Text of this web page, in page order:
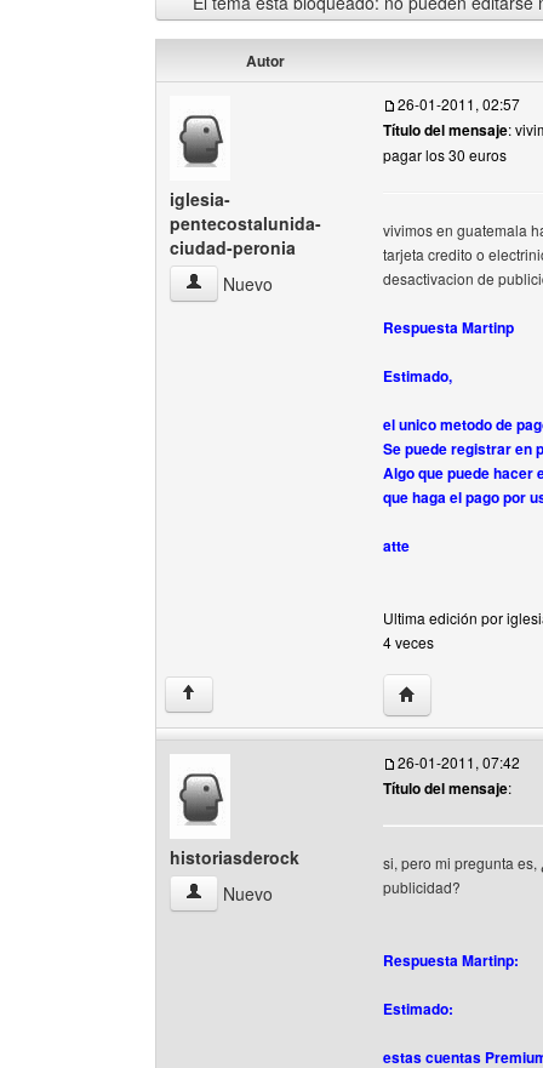
Autor
iglesia-
pentecostalunida-
ciudad-peronia
iglesia-pentecostalunida-ciudad-peronia Ver
Nuevo
26-01-2011, 02:57
Título del mensaje:
pagar los 30 euros
vivimos en guatemala
tarjeta credito o
desactivacion de
Respuesta Martinp
Estimado,
el unico metodo de
Se puede registrar en
Algo que puede hacer
que haga el pago por
atte
Ultima edición por
4 veces
↑ Visitar sitio web
historiasderock
historiasderock Ver perfil del usuario
Nuevo
26-01-2011, 07:42
Título del mensaje:
si, pero mi pregunta
publicidad?
Respuesta Martinp:
Estimado:
estas cuentas